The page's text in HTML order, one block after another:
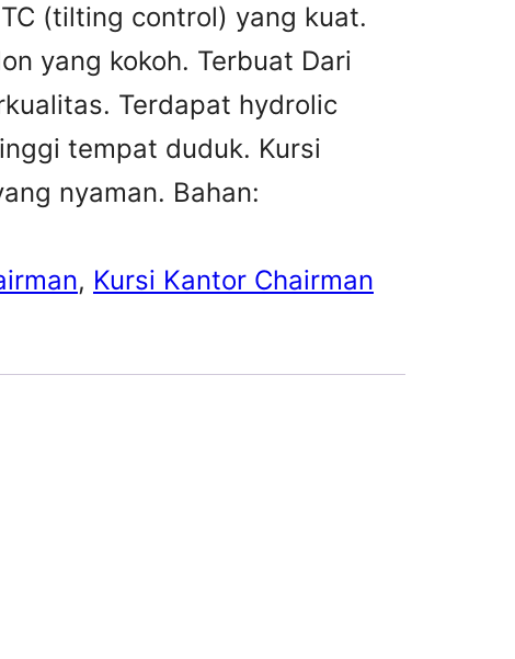
(tilting control) yang kuat.
yang kokoh. Terbuat Dari
Terdapat hydrolic
tempat duduk. Kursi
nyaman. Bahan:
, Kursi Kantor Chairman